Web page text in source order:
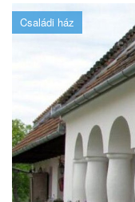
Családi ház